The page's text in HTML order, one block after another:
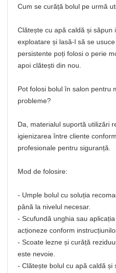
Cum se curăță bolul pe urmă
Clătește cu apă caldă și săpun
exploatare și lasă-l să se
persistente poți folosi o perie
apoi clătești din nou.
Pot folosi bolul în salon pentru
probleme?
Da, materialul suportă utilizări
igienizarea între cliente
profesionale pentru siguranță.
Mod de folosire:
- Umple bolul cu soluția
până la nivelul necesar.
- Scufundă unghia sau
acționeze conform
- Scoate lezne și curăță
este nevoie.
- Clătește bolul cu apă caldă și